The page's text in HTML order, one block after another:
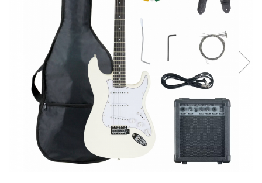
Mustiuc saxofon tenor
Protectie mustiuc
Alte accesorii
Case Saxofon
Microfoane sax
Piese de schimb
Instrumente de suflat
Trombon
Accesorii trombon